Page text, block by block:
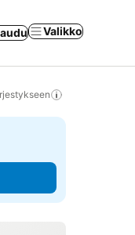
Valikko